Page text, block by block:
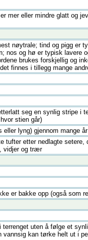
mer eller mindre glatt og
nøytrale; tind og pigg er
nos og hø er typisk lavere
brukes forskjellig og
finnes i tillegg mange
seg en synlig stripe i
stien går)
lyng) gjennom mange
tufter etter nedlagte
vidjer og trær
er bakke opp (også som
uten å følge et
kan tørke helt ut i